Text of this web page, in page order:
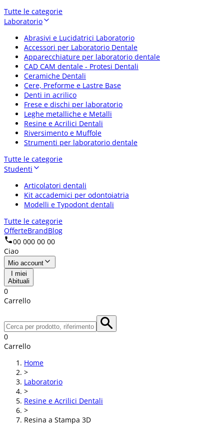
Tutte le categorie
Laboratorio
Abrasivi e Lucidatrici Laboratorio
Accessori per Laboratorio Dentale
Apparecchiature per laboratorio dentale
CAD CAM dentale - Protesi Dentali
Ceramiche Dentali
Cere, Preforme e Lastre Base
Denti in acrilico
Frese e dischi per laboratorio
Leghe metalliche e Metalli
Resine e Acrilici Dentali
Riversimento e Muffole
Strumenti per laboratorio dentale
Tutte le categorie
Studenti
Articolatori dentali
Kit accademici per odontoiatria
Modelli e Typodont dentali
Tutte le categorie
OfferteBrandBlog
00 000 00 00
Ciao
Mio account
I miei
Abituali
0
Carrello
0
Carrello
Home
>
Laboratorio
>
Resine e Acrilici Dentali
>
Resina a Stampa 3D